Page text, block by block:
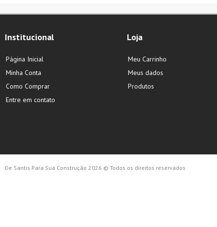
Institucional
Página Inicial
Minha Conta
Como Comprar
Entre em contato
Loja
Meu Carrinho
Meus dados
Produtos
De Santis Para Sua Construção 2026 © Todos os direitos reservados